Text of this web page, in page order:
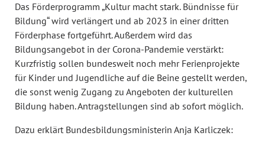
Das Förderprogramm „Kultur macht stark. Bündnisse für
Bildung“ wird verlängert und ab 2023 in einer dritten
Förderphase fortgeführt. Außerdem wird das
Bildungsangebot in der Corona-Pandemie verstärkt:
Kurzfristig sollen bundesweit noch mehr Ferienprojekte
für Kinder und Jugendliche auf die Beine gestellt werden,
die sonst wenig Zugang zu Angeboten der kulturellen
Bildung haben. Antragstellungen sind ab sofort möglich.
Dazu erklärt Bundesbildungsministerin Anja Karliczek: